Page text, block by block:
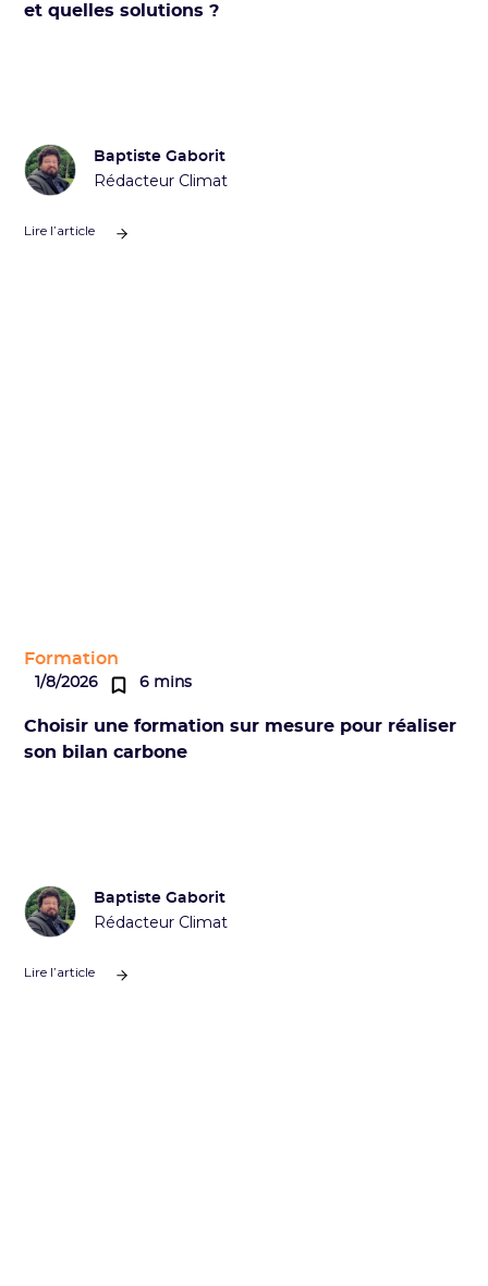
et quelles solutions ?
Baptiste Gaborit
Rédacteur Climat
Lire l’article
Formation
1/8/2026 6 mins
Choisir une formation sur mesure pour réaliser
son bilan carbone
Baptiste Gaborit
Rédacteur Climat
Lire l’article